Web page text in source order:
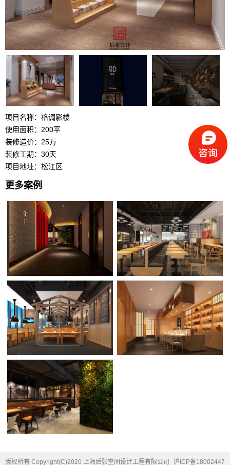
项目名称： 格调影楼
使用面积：200平
装修造价：25万
装修工期：30天
项目地址：松江区
更多案例
版权所有 Copyright(C)2020 上海后张空间设计工程有限公司 沪ICP备18002447